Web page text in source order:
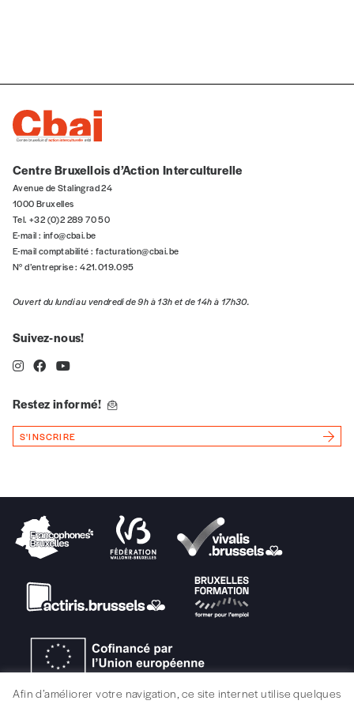
Je m'abonne à l'Imag
Format papier (livraison uniquement
en Belgique)
Je commande au numéro
Édition papier (livraison en Belgique
Édition numérique
AJOUTER
Offre découverte
offrons les deux derniers numéros publiés.
Une coproduction du Théâtre Le Public et de la Ferme du
Biéreau, avec la Compagnie Émozon et AB asbl.
Centre Bruxellois d’Action Interculturelle
Avenue de Stalingrad 24
1000 Bruxelles
Tel. +32 (0)2 289 70 50
E-mail : info@cbai.be
E-mail comptabilité : facturation@cbai.be
N° d’entreprise : 421.019.095
Ouvert du lundi au vendredi de 9h à 13h et de 14h à 17h30.
Suivez-nous!
Restez informé!
S'INSCRIRE
Afin d’améliorer votre navigation, ce site internet utilise quelques